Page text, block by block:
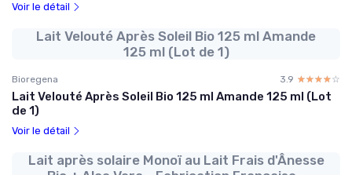
Voir le détail
Lait Velouté Après Soleil Bio 125 ml Amande
125 ml (Lot de 1)
Bioregena 3.9 ☆☆☆☆☆
★★★★★
Lait Velouté Après Soleil Bio 125 ml Amande 125 ml (Lot
de 1)
Voir le détail
Lait après solaire Monoï au Lait Frais d'Ânesse